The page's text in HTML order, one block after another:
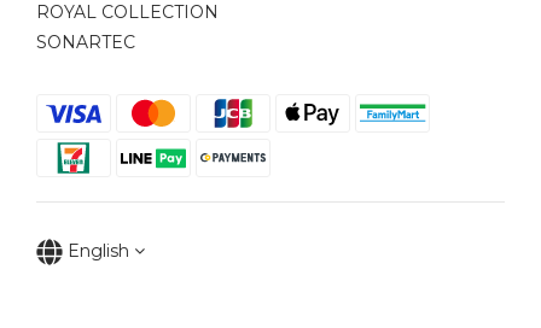
ROYAL COLLECTION
SONARTEC
English